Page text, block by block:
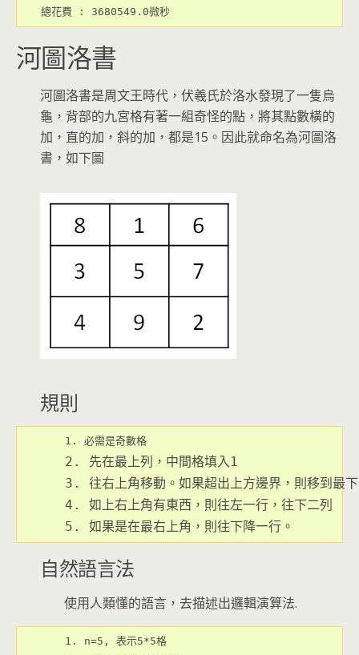
河圖洛書
河圖洛書是周文王時代，伏羲氏於洛水發現了一隻烏
龜，背部的九宮格有著一組奇怪的點，將其點數橫的
加，直的加，斜的加，都是15。因此就命名為河圖洛
書，如下圖
規則
1. 必需是奇數格
2. 先在最上列，中間格填入1
3. 往右上角移動。如果超出上方邊界，則移到最
4. 如上右上角有東西，則往左一行，往下二列
5. 如果是在最右上角，則往下降一行。
自然語言法
使用人類懂的語言，去描述出邏輯演算法.
1. n=5, 表示5*5格